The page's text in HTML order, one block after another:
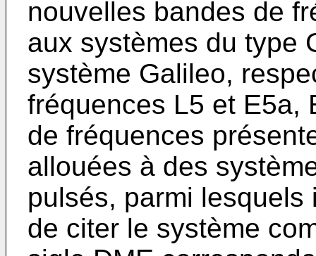
nouvelles bandes de
aux systèmes du type
système Galileo,
fréquences L5 et E5a,
de fréquences
allouées à des
pulsés, parmi
de citer le système